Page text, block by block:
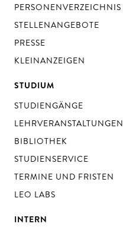
PERSONENVERZEICHNIS
STELLENANGEBOTE
PRESSE
KLEINANZEIGEN
STUDIUM
STUDIENGÄNGE
LEHRVERANSTALTUNGEN
BIBLIOTHEK
STUDIENSERVICE
TERMINE UND FRISTEN
LEO LABS
INTERN